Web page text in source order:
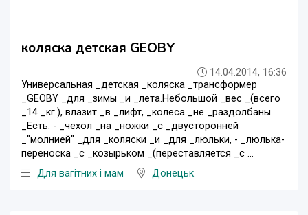
коляска детская GEOBY
14.04.2014, 16:36
Универсальная _детская _коляска _трансформер
_GEOBY _для _зимы _и _лета.Небольшой _вес _(всего
_14 _кг.), влазит _в _лифт, _колеса _не _раздолбаны.
_Есть: - _чехол _на _ножки _с _двусторонней
_"молнией" _для _коляски _и _для _люльки, - _люлька-
переноска _с _козырьком _(переставляется _с ...
Для вагітних і мам
Донецьк